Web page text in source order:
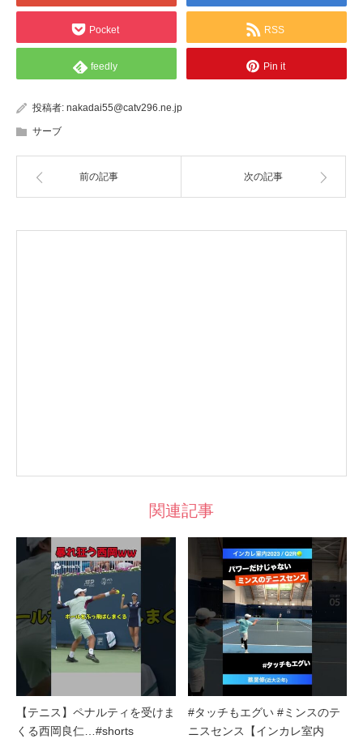
Pocket RSS
feedly Pin it
投稿者: nakadai55@catv296.ne.jp
サーブ
前の記事 次の記事
関連記事
【テニス】ペナルティを受けま
くる西岡良仁…#shorts
#タッチもエグい #ミンスのテ
ニスセンス【インカレ室内